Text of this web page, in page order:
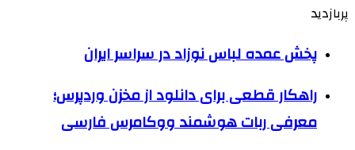
پربازدید
پخش عمده لباس نوزاد در سراسر ایران
راهکار قطعی برای دانلود از مخزن وردپرس؛
معرفی ربات هوشمند ووکامرس فارسی